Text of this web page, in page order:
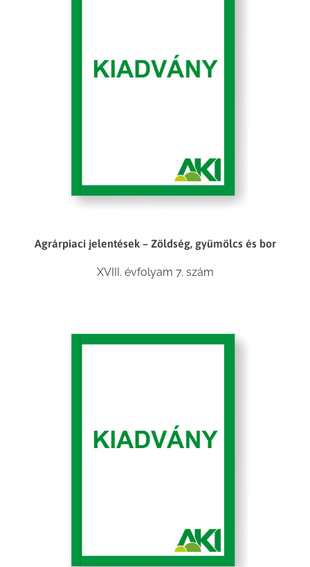
Agrárpiaci jelentések – Zöldség, gyümölcs és bor
XVIII. évfolyam 7. szám